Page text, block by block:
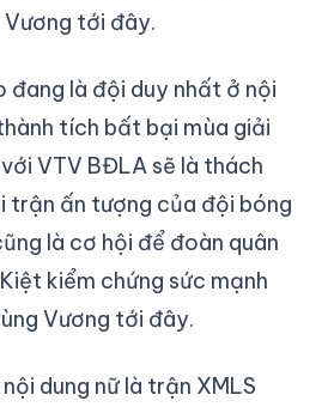
Vương tới đây.
đang là đội duy nhất ở nội
tích bất bại mùa giải
VTV BĐLA sẽ là thách
trận ấn tượng của đội bóng
là cơ hội để đoàn quân
kiểm chứng sức mạnh
Vương tới đây.
dung nữ là trận XMLS